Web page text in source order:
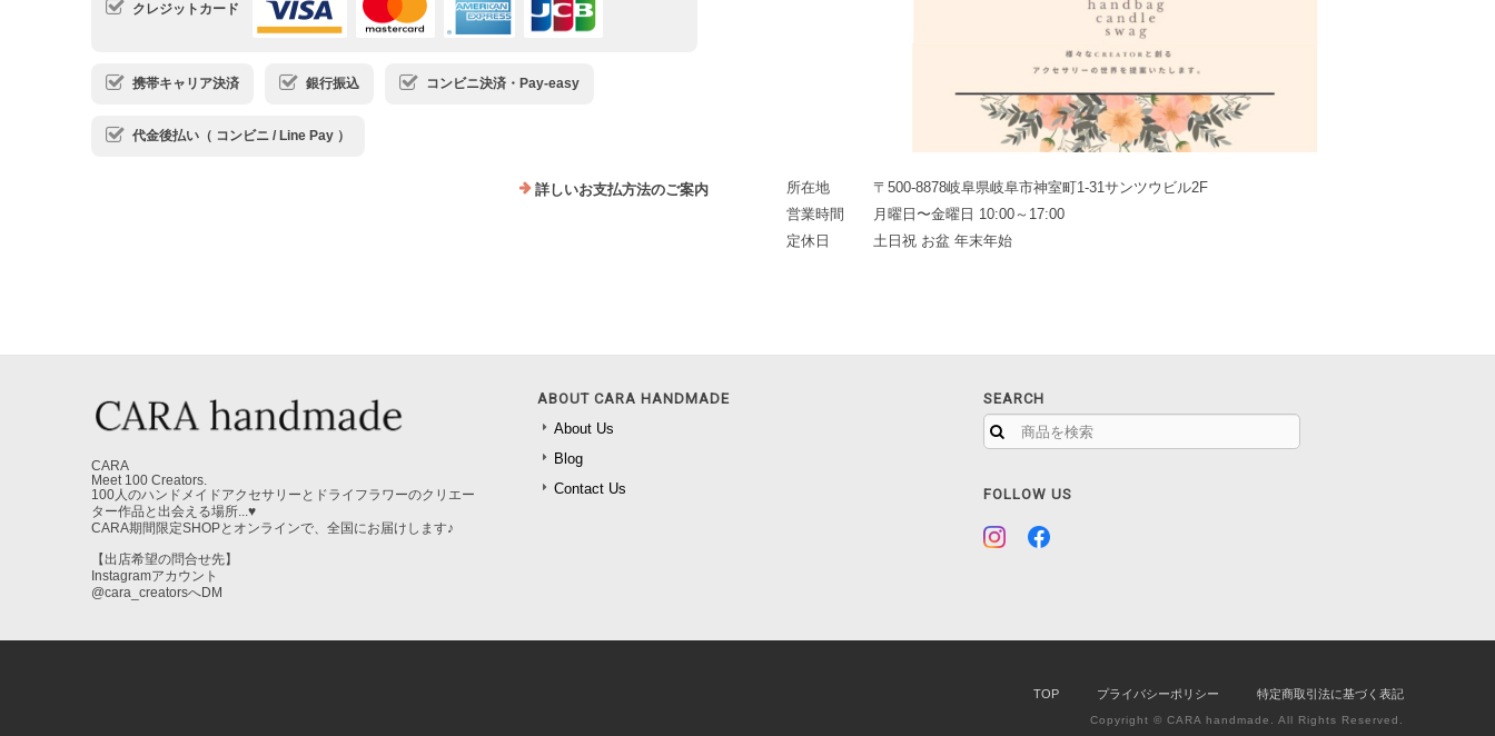
クレジットカード
携帯キャリア決済 銀行振込 コンビニ決済・Pay-easy
代金後払い（ コンビニ / Line Pay ）
詳しいお支払方法のご案内 所在地
〒500-8878岐阜県岐阜市神室町1-31サンツウビル2F
営業時間
月曜日〜金曜日 10:00～17:00
定休日
土日祝 お盆 年末年始
CARA
Meet 100 Creators.
100人のハンドメイドアクセサリーとドライフラワーのクリエー
ター作品と出会える場所...♥
CARA期間限定SHOPとオンラインで、全国にお届けします♪
【出店希望の問合せ先】
Instagramアカウント
@cara_creatorsへDM
ABOUT CARA HANDMADE
About Us
Blog
Contact Us
SEARCH
FOLLOW US
TOP プライバシーポリシー 特定商取引法に基づく表記
Copyright © CARA handmade. All Rights Reserved.